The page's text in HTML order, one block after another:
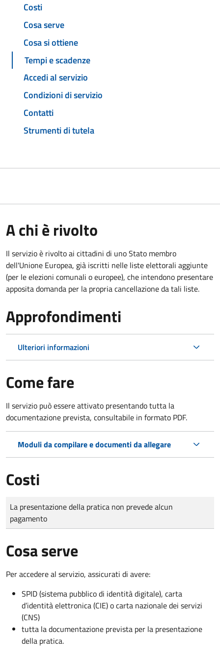
Costi
Cosa serve
Cosa si ottiene
Tempi e scadenze
Accedi al servizio
Condizioni di servizio
Contatti
Strumenti di tutela
A chi è rivolto
Il servizio è rivolto ai cittadini di uno Stato membro
dell'Unione Europea, già iscritti nelle liste elettorali aggiunte
(per le elezioni comunali o europee), che intendono presentare
apposita domanda per la propria cancellazione da tali liste.
Approfondimenti
Ulteriori informazioni
Come fare
Il servizio può essere attivato presentando tutta la
documentazione prevista, consultabile in formato PDF.
Moduli da compilare e documenti da allegare
Costi
Tipo di pagamento
Importo
La presentazione della pratica non prevede alcun
pagamento
Cosa serve
Per accedere al servizio, assicurati di avere:
SPID (sistema pubblico di identità digitale), carta
d’identità elettronica (CIE) o carta nazionale dei servizi
(CNS)
tutta la documentazione prevista per la presentazione
della pratica.